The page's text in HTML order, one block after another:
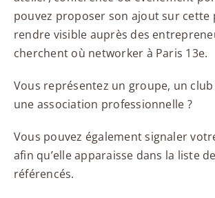
pouvez proposer son ajout sur cette
rendre visible auprès des
cherchent où networker à Paris 13e.
Vous représentez un groupe, un club
une association professionnelle ?
Vous pouvez également signaler
afin qu’elle apparaisse dans la liste
référencés.